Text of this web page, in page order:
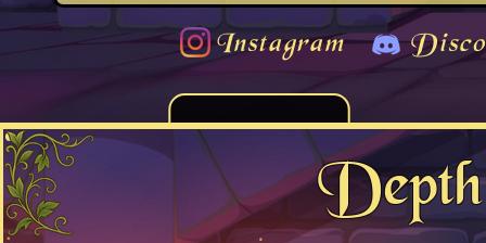
Instagram